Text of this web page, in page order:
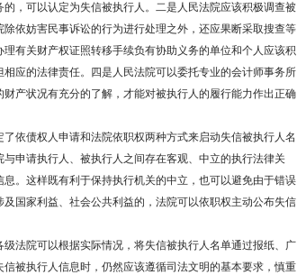
，可以认定为失信被执行人。二是人民法院应该积极调查被
依妨害民事诉讼的行为进行处理之外，还应果断采取搜查等
有关财产权证照转移手续负有协助义务的单位和个人应该积
应的法律责任。四是人民法院可以委托专业的会计师事务所
产状况有充分的了解，才能对被执行人的履行能力作出正确
债权人申请和法院依职权两种方式来启动失信被执行人名
申请执行人、被执行人之间存在客观、中立的执行法律关
。这样既有利于保持执行机关的中立，也可以避免由于错误
国家利益、社会公共利益的，法院可以依职权主动公布失信
院可以根据实际情况，将失信被执行人名单通过报纸、广
被执行人信息时，仍然应该遵循司法文明的基本要求，慎重